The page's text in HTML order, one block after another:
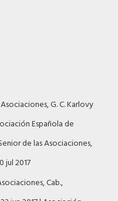
G. C. Karlovy
Española de
de las Asociaciones,
jul 2017
Cab.,